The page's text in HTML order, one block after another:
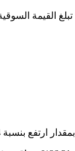
على مدار الأيام السبعة الماضية، تغير سعر Sleepless AI بمقدار ارتفع بنسبة 3.44%.